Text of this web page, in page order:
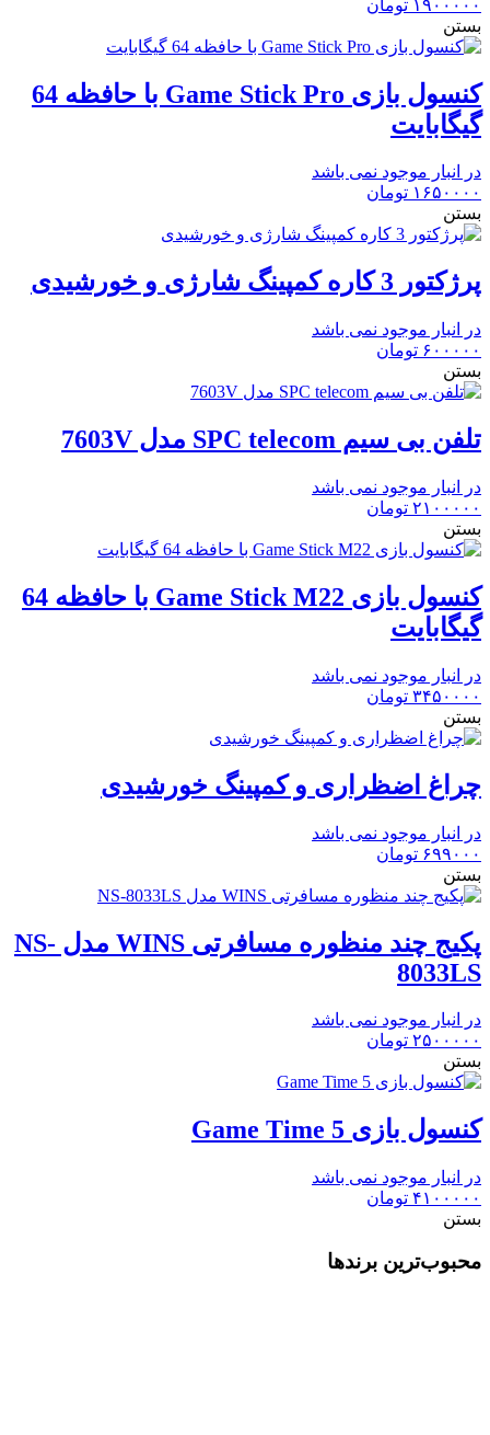
۱۹۰۰۰۰۰ تومان
بستن
کنسول بازی Game Stick Pro با حافظه 64
گیگابایت
در انبار موجود نمی باشد
۱۶۵۰۰۰۰ تومان
بستن
پرژکتور 3 کاره کمپینگ شارژی و خورشیدی
در انبار موجود نمی باشد
۶۰۰۰۰۰ تومان
بستن
تلفن بی سیم SPC telecom مدل 7603V
در انبار موجود نمی باشد
۲۱۰۰۰۰۰ تومان
بستن
کنسول بازی Game Stick M22 با حافظه 64
گیگابایت
در انبار موجود نمی باشد
۳۴۵۰۰۰۰ تومان
بستن
چراغ اضظراری و کمپینگ خورشیدی
در انبار موجود نمی باشد
۶۹۹۰۰۰ تومان
بستن
پکیج چند منظوره مسافرتی WINS مدل NS-
8033LS
در انبار موجود نمی باشد
۲۵۰۰۰۰۰ تومان
بستن
کنسول بازی Game Time 5
در انبار موجود نمی باشد
۴۱۰۰۰۰۰ تومان
بستن
محبوب‌ترین برندها